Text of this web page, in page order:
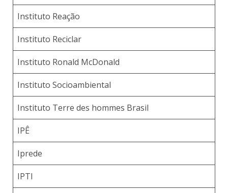
Instituto Reação
Instituto Reciclar
Instituto Ronald McDonald
Instituto Socioambiental
Instituto Terre des hommes Brasil
IPÊ
Iprede
IPTI